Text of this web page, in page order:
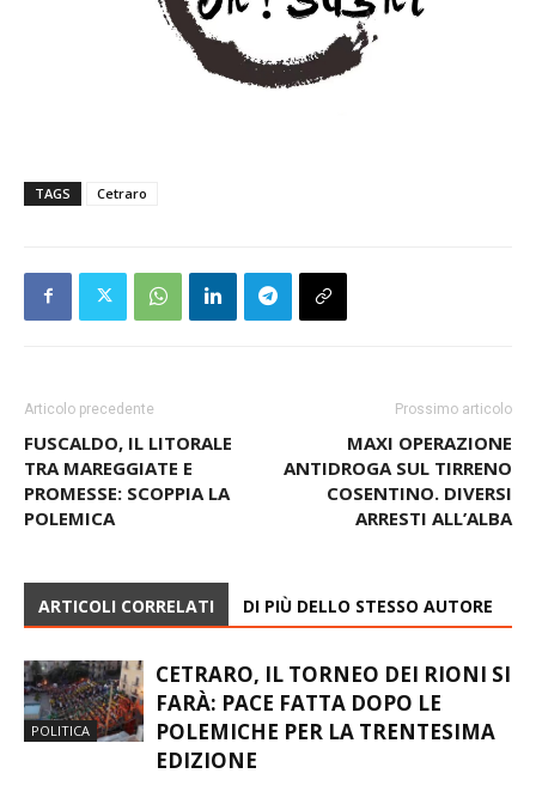
TAGS Cetraro
Articolo precedente
FUSCALDO, IL LITORALE
TRA MAREGGIATE E
PROMESSE: SCOPPIA LA
POLEMICA
Prossimo articolo
MAXI OPERAZIONE
ANTIDROGA SUL TIRRENO
COSENTINO. DIVERSI
ARRESTI ALL’ALBA
ARTICOLI CORRELATI DI PIÙ DELLO STESSO AUTORE
POLITICA
CETRARO, IL TORNEO DEI RIONI SI
FARÀ: PACE FATTA DOPO LE
POLEMICHE PER LA TRENTESIMA
EDIZIONE